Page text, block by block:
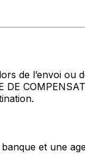
de l’envoi ou
et une